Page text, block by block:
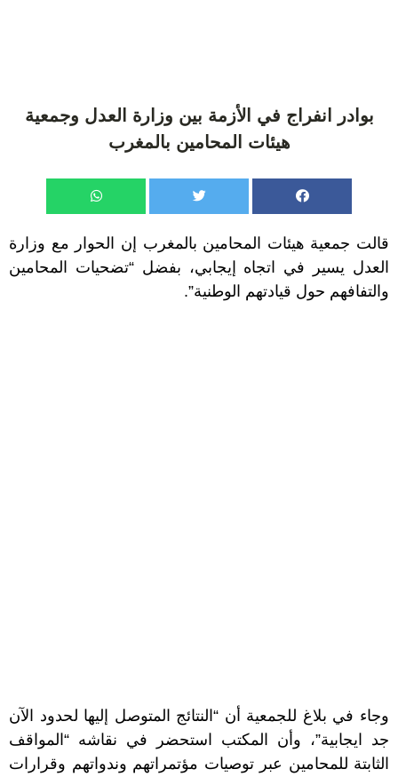
بوادر انفراج في الأزمة بين وزارة العدل وجمعية
هيئات المحامين بالمغرب
قالت جمعية هيئات المحامين بالمغرب إن الحوار مع وزارة
العدل يسير في اتجاه إيجابي، بفضل “تضحيات المحامين
والتفافهم حول قيادتهم الوطنية”.
وجاء في بلاغ للجمعية أن “النتائج المتوصل إليها لحدود الآن
جد ايجابية”، وأن المكتب استحضر في نقاشه “المواقف
الثابتة للمحامين عبر توصيات مؤتمراتهم وندواتهم وقرارات